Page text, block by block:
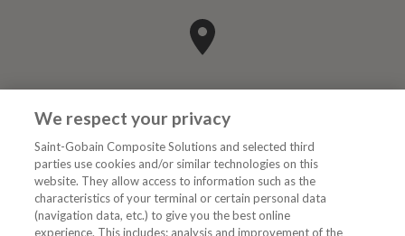
Kategorier
We respect your privacy
Saint-Gobain Composite Solutions and selected third
parties use cookies and/or similar technologies on this
website. They allow access to information such as the
characteristics of your terminal or certain personal data
(navigation data, etc.) to give you the best online
experience. This includes: analysis and improvement of the